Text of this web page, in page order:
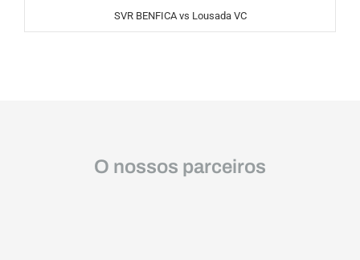
SVR BENFICA vs Lousada VC
O nossos parceiros